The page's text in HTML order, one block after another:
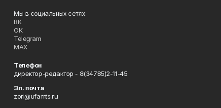
Мы в социальных сетях
ВК
ОК
Telegram
MAX
Телефон
директор-редактор - 8(34785)2-11-45
Эл. почта
zori@ufamts.ru